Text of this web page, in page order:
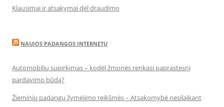
Klausimai ir atsakymai dėl draudimo
NAUJOS PADANGOS INTERNETU
Automobilių supirkimas – kodėl žmonės renkasi paprastesnį
pardavimo būdą?
Žieminių padangų žymėjimo reikšmės – Atsakomybė nesilaikant